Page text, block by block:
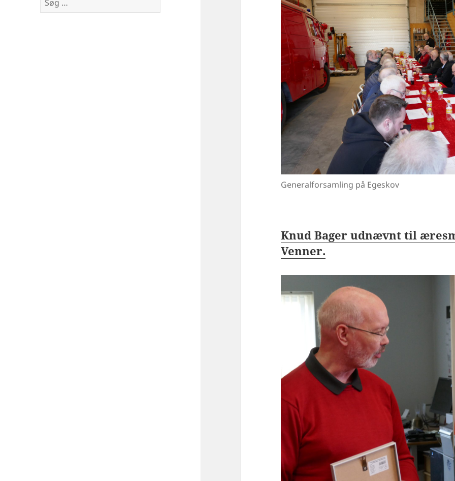
efter:
Generalforsamling på Egeskov
Knud Bager udnævnt til
Venner.